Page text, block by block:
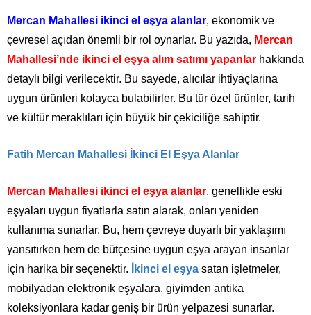
Mercan Mahallesi ikinci el eşya alanlar, ekonomik ve
çevresel açıdan önemli bir rol oynarlar. Bu yazıda, Mercan
Mahallesi’nde ikinci el eşya alım satımı yapanlar hakkında
detaylı bilgi verilecektir. Bu sayede, alıcılar ihtiyaçlarına
uygun ürünleri kolayca bulabilirler. Bu tür özel ürünler, tarih
ve kültür meraklıları için büyük bir çekiciliğe sahiptir.
Fatih Mercan Mahallesi İkinci El Eşya Alanlar
Mercan Mahallesi ikinci el eşya alanlar, genellikle eski
eşyaları uygun fiyatlarla satın alarak, onları yeniden
kullanıma sunarlar. Bu, hem çevreye duyarlı bir yaklaşımı
yansıtırken hem de bütçesine uygun eşya arayan insanlar
için harika bir seçenektir.
İkinci el eşya satan işletmeler,
mobilyadan elektronik eşyalara, giyimden antika
koleksiyonlara kadar geniş bir ürün yelpazesi sunarlar.